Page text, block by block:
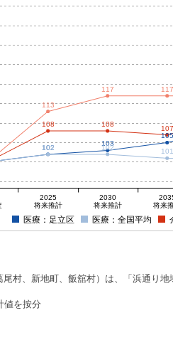
102 103
105
102 102 101
108 108 107
113
117 117
2025
将来推計
2030
将来推計
将来
医療：足立区 医療：全国平均
、新地町、飯舘村）は、「浜通り
値を按分